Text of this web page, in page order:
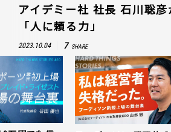
アイデミー社 社長 石川聡
「人に頼る力」
2023.10.04 7 SHARE